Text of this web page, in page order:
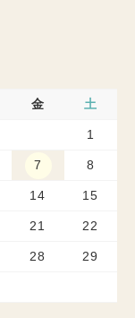
金 土
1
7 8
14 15
21 22
28 29